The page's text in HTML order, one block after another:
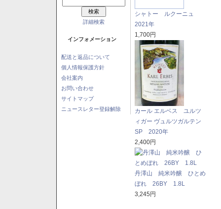
詳細検索
インフォメーション
配送と返品について
個人情報保護方針
会社案内
お問い合わせ
サイトマップ
ニュースレター登録解除
シャトー ルクーニュ
2021年
1,700円
カール エルベス ユルツ
ィガー ヴュルツガルテン
SP 2020年
2,400円
丹澤山 純米吟醸 ひとめ
ぼれ 26BY 1.8L
3,245円